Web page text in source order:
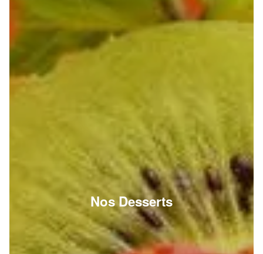
Nos Desserts